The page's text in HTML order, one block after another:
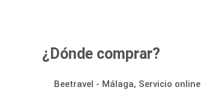
¿Dónde comprar?
Beetravel - Málaga, Servicio online